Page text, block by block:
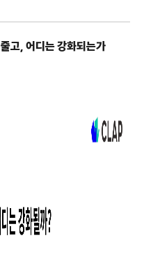
고, 어디는 강화되는가